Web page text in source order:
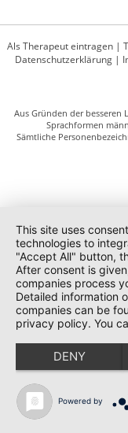
Als Therapeut eintragen |
Datenschutzerklärung|
Aus Gründen der besseren
Sprachformen
Sämtliche
This site uses
technologies to
"Accept All" button,
After consent is
companies process
Detailed information
companies can be
privacy policy. You
DENY
Powered by